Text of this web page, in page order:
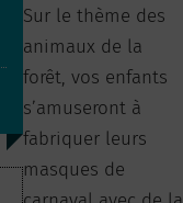
Sur le thème des
animaux de la
forêt, vos enfants
s’amuseront à
fabriquer leurs
masques de